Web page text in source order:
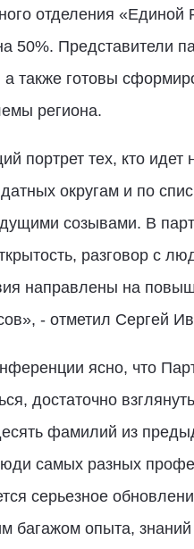
отделения
50%. Представители
также готовы
региона.
портрет тех, кто
округам и по
созывами. В
разговор с
направлены на
- отметил Сергей
ясно, что
достаточно
фамилий из
самых разных
серьезное
багажом опыта,